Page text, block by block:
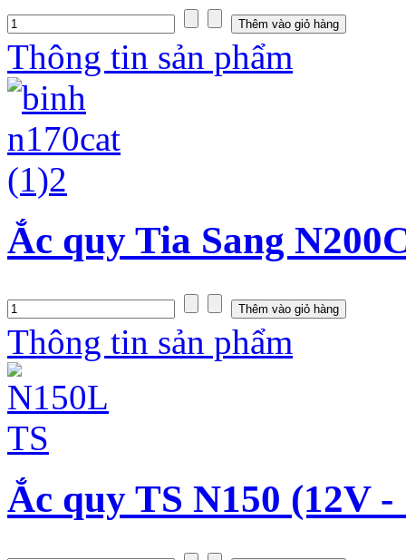
Thông tin sản phẩm
Ắc quy Tia Sang
Thông tin sản phẩm
Ắc quy TS N150 (12V -